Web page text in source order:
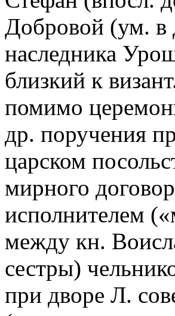
Добровой (ум. в
наследника
близкий к
помимо
др. поручения
царском
мирного
исполнителем
между кн.
сестры)
при дворе Л.